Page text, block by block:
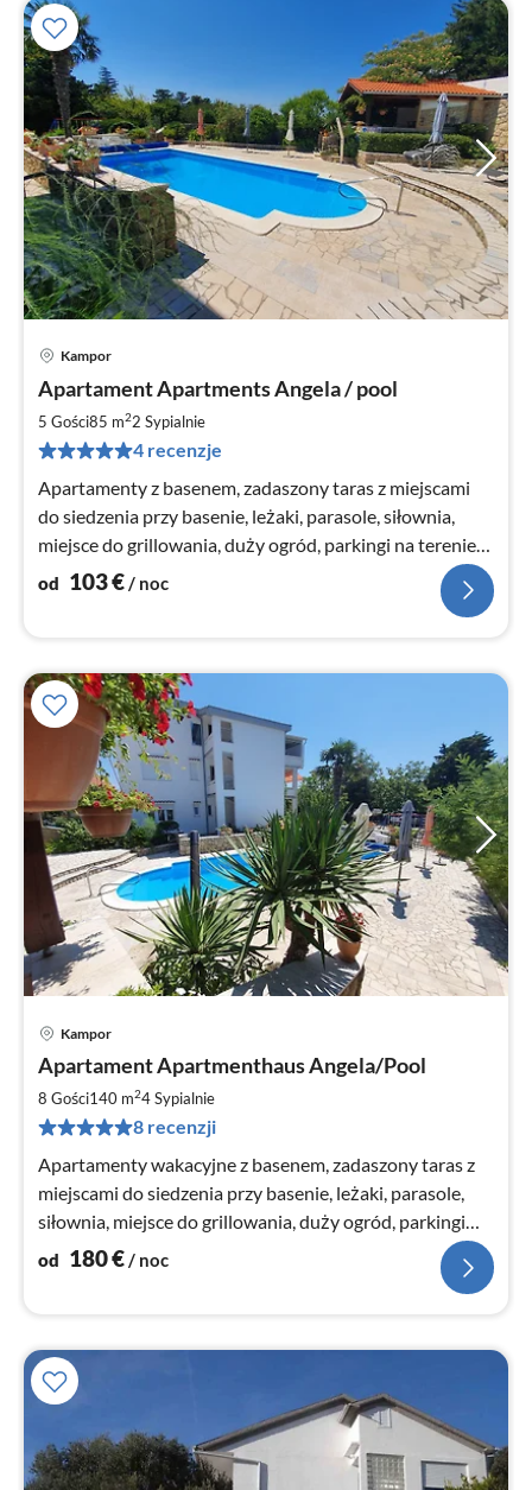
Kampor
Apartament Apartments Angela / pool
5 Gości85 m22 Sypialnie
4 recenzje
Apartamenty z basenem, zadaszony taras z miejscami
do siedzenia przy basenie, leżaki, parasole, siłownia,
miejsce do grillowania, duży ogród, parkingi na terenie
obiektu.
od 103€/ noc
Kampor
Apartament Apartmenthaus Angela/Pool
8 Gości140 m24Sypialnie
8 recenzji
Apartamenty wakacyjne z basenem, zadaszony taras z
miejscami do siedzenia przy basenie, leżaki, parasole,
siłownia, miejsce do grillowania, duży ogród, parkingi
należące do domu.
od 180€/ noc